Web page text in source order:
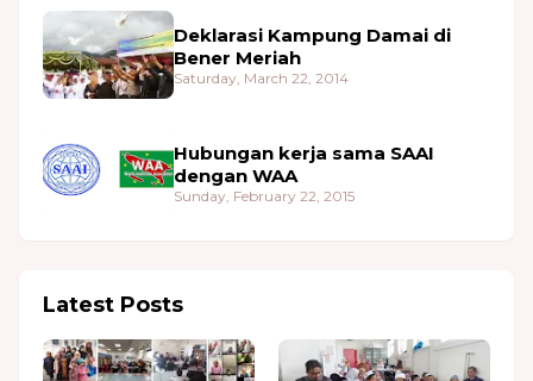
Deklarasi Kampung Damai di
Bener Meriah
Saturday, March 22, 2014
Hubungan kerja sama SAAI
dengan WAA
Sunday, February 22, 2015
Latest Posts